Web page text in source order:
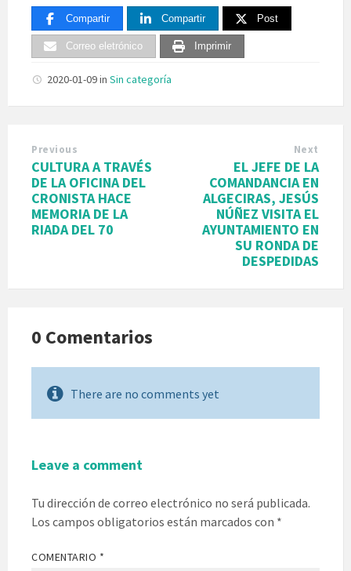
Compartir Compartir Post
Correo eletrónico Imprimir
2020-01-09in Sin categoría
Previous
CULTURA A TRAVÉS
DE LA OFICINA DEL
CRONISTA HACE
MEMORIA DE LA
RIADA DEL 70
Next
EL JEFE DE LA
COMANDANCIA EN
ALGECIRAS, JESÚS
NÚÑEZ VISITA EL
AYUNTAMIENTO EN
SU RONDA DE
DESPEDIDAS
0 Comentarios
There are no comments yet
Leave a comment
Tu dirección de correo electrónico no será publicada.
Los campos obligatorios están marcados con *
COMENTARIO *